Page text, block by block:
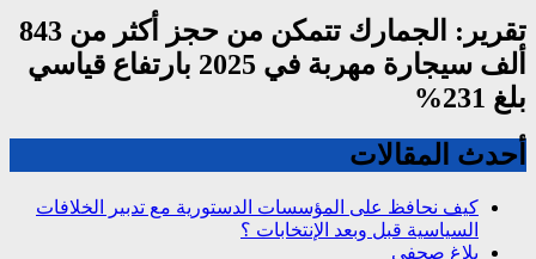
تقرير: الجمارك تتمكن من حجز أكثر من 843
ألف سيجارة مهربة في 2025 بارتفاع قياسي
بلغ 231%
أحدث المقالات
كيف نحافظ على المؤسسات الدستورية مع تدبير الخلافات
السياسية قبل وبعد الإنتخابات ؟
بلاغ صحفي